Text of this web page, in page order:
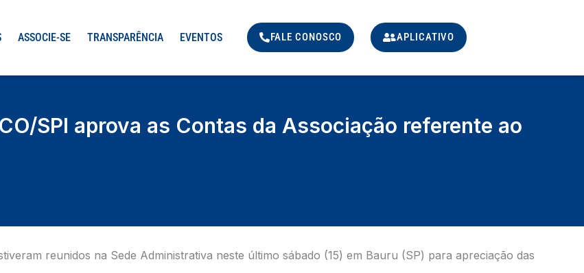
ASSOCIE-SE TRANSPARÊNCIA EVENTOS FALE CONOSCO APLICATIVO
SPI aprova as Contas da Associação referente ao
reunidos na Sede Administrativa neste último sábado (15) em Bauru (SP) para apreciação das